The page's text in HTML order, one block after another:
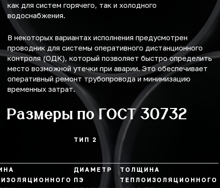
как для систем горячего, так и холодного
водоснабжения.
В некоторых вариантах исполнения предусмотрен
проводник для системы оперативного дистанционного
контроля (ОДК), который позволяет быстро определить
место возможной утечки при аварии. Это обеспечивает
оперативный ремонт трубопровода и минимизацию
временных затрат.
Размеры по ГОСТ 30732
ТИП 2
ДИАМЕТР
ПЭ
ТОЛЩИНА
ТЕПЛОИЗОЛЯЦИОННОГО